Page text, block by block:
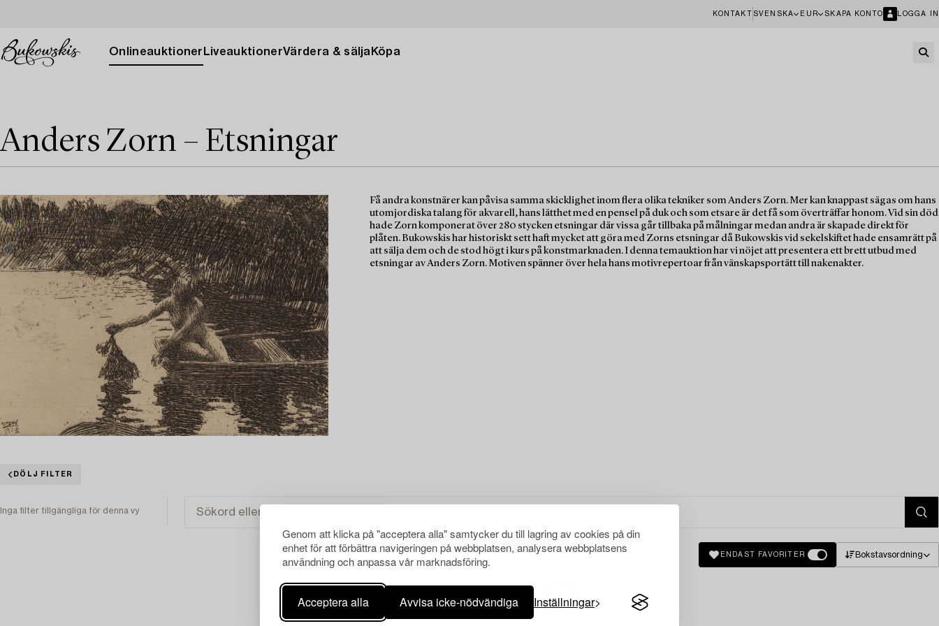
Genom att klicka på "acceptera alla" samtycker du till lagring av cookies på din
enhet för att förbättra navigeringen på webbplatsen, analysera webbplatsens
användning och anpassa vår marknadsföring.
Acceptera alla Avvisa icke-nödvändiga Inställningar
KONTAKT SVENSKA EUR SKAPA KONTO LOGGA IN
Onlineauktioner LiveauktionerVärdera & sälja Köpa
Anders Zorn – Etsningar
Få andra konstnärer kan påvisa samma skicklighet inom flera olika tekniker som Anders Zorn. Mer kan knappast sägas om hans
utomjordiska talang för akvarell, hans lätthet med en pensel på duk och som etsare är det få som överträffar honom. Vid sin död
hade Zorn komponerat över 280 stycken etsningar där vissa går tillbaka på målningar medan andra är skapade direkt för
plåten. Bukowskis har historiskt sett haft mycket att göra med Zorns etsningar då Bukowskis vid sekelskiftet hade ensamrätt på
att sälja dem och de stod högt i kurs på konstmarknaden. I denna temauktion har vi nöjet att presentera ett brett utbud med
etsningar av Anders Zorn. Motiven spänner över hela hans motivrepertoar från vänskapsportätt till nakenakter.
DÖLJ FILTER
Inga filter tillgängliga för denna vy
ENDAST FAVORITER Bokstavsordning